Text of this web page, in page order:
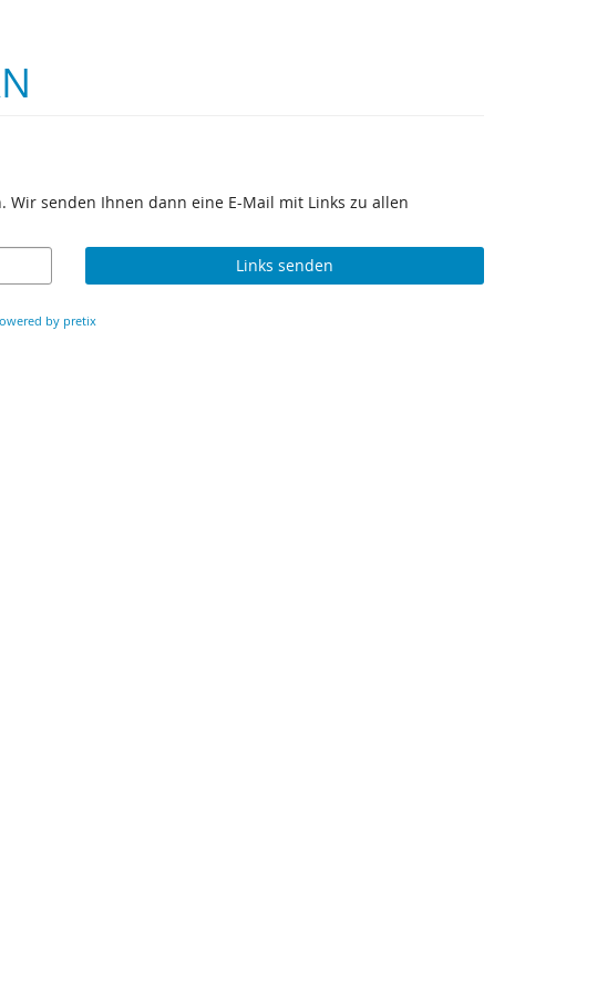
Wir senden Ihnen dann eine E-Mail mit Links zu allen
Links senden
by pretix